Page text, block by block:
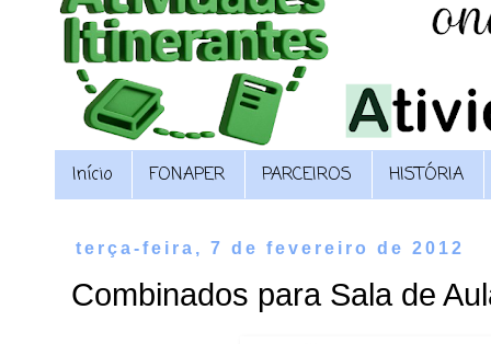
Início FONAPER PARCEIROS HISTÓRIA
terça-feira, 7 de fevereiro de 2012
Combinados para Sala de